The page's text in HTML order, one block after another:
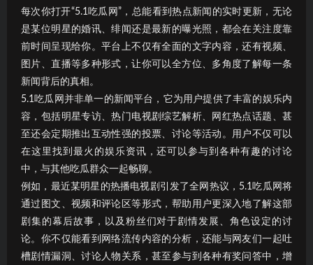
每次你打开“5.1吃瓜网”，总能看到热点新闻的实时更新，无论
是某位明星的婚讯、绯闻还是最新的曝光照，都会在关注度靠
前时间呈现给你。平台上不仅有全面的文字内容，还有视频、
图片、直播等多种形式，让你可以全方位、多角度了解每一条
新闻背后的真相。
5.1吃瓜网并非单一的新闻平台，它为用户提供了丰富的娱乐内
容，包括明星专访、热门电视剧综艺解析、网红热点话题、甚
至还会定期推出互动性强的投票、讨论等活动。用户不仅可以
在这里找到最火的娱乐资讯，还可以参与到各种有趣的讨论
中，与其他吃瓜群众一起畅聊。
例如，最近某明星的热播电视剧引发了全网热议，5.1吃瓜网将
通过图文、视频和评论区等形式，帮助用户更深入地了解这部
剧集的幕后故事，以及粉丝们对于剧情发展、角色设定的讨
论。你不仅能看到网络流传内容的分析，还能与网友们一起吐
槽剧情漏洞、讨论人物关系，甚至参与到各种有奖问答中，增